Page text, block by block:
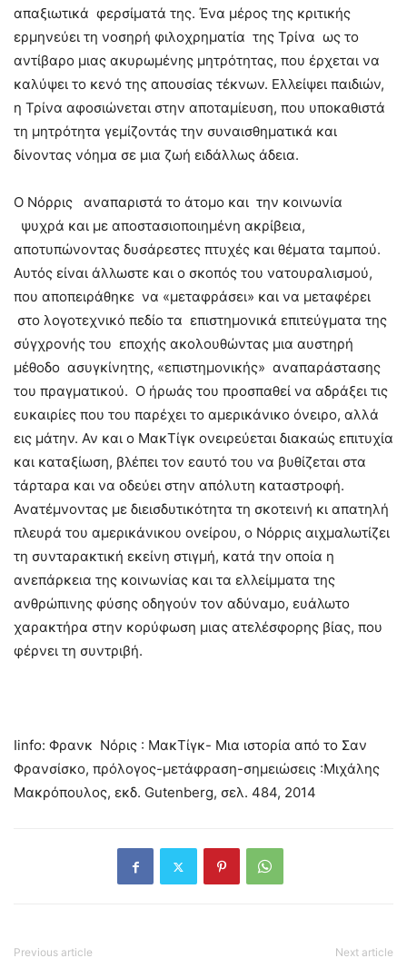
απαξιωτικά φερσίματά της. Ένα μέρος της κριτικής
ερμηνεύει τη νοσηρή φιλοχρηματία της Τρίνα ως το
αντίβαρο μιας ακυρωμένης μητρότητας, που έρχεται να
καλύψει το κενό της απουσίας τέκνων. Ελλείψει παιδιών,
η Τρίνα αφοσιώνεται στην αποταμίευση, που υποκαθιστά
τη μητρότητα γεμίζοντάς την συναισθηματικά και
δίνοντας νόημα σε μια ζωή ειδάλλως άδεια.
O Nόρρις αναπαριστά το άτομο και την κοινωνία
ψυχρά και με αποστασιοποιημένη ακρίβεια,
αποτυπώνοντας δυσάρεστες πτυχές και θέματα ταμπού.
Αυτός είναι άλλωστε και ο σκοπός του νατουραλισμού,
που αποπειράθηκε να «μεταφράσει» και να μεταφέρει
στο λογοτεχνικό πεδίο τα επιστημονικά επιτεύγματα της
σύγχρονής του εποχής ακολουθώντας μια αυστηρή
μέθοδο ασυγκίνητης, «επιστημονικής» αναπαράστασης
του πραγματικού. Ο ήρωάς του προσπαθεί να αδράξει τις
ευκαιρίες που του παρέχει το αμερικάνικο όνειρο, αλλά
εις μάτην. Αν και ο ΜακΤίγκ ονειρεύεται διακαώς επιτυχία
και καταξίωση, βλέπει τον εαυτό του να βυθίζεται στα
τάρταρα και να οδεύει στην απόλυτη καταστροφή.
Ανατέμνοντας με διεισδυτικότητα τη σκοτεινή κι απατηλή
πλευρά του αμερικάνικου ονείρου, ο Νόρρις αιχμαλωτίζει
τη συνταρακτική εκείνη στιγμή, κατά την οποία η
ανεπάρκεια της κοινωνίας και τα ελλείμματα της
ανθρώπινης φύσης οδηγούν τον αδύναμο, ευάλωτο
χαρακτήρα στην κορύφωση μιας ατελέσφορης βίας, που
φέρνει τη συντριβή.
Ιinfo: Φρανκ Νόρις : ΜακΤίγκ- Μια ιστορία από το Σαν
Φρανσίσκο, πρόλογος-μετάφραση-σημειώσεις :Μιχάλης
Μακρόπουλος, εκδ. Gutenberg, σελ. 484, 2014
Previous article Next article